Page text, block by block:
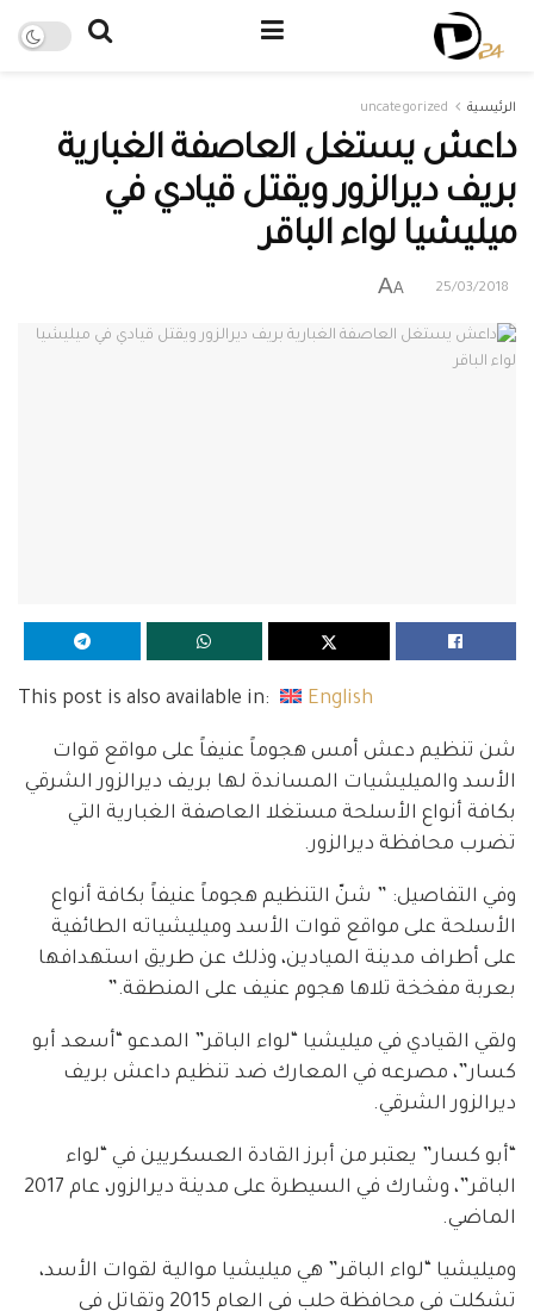
الرئيسية uncategorized
داعش يستغل العاصفة الغبارية
بريف ديرالزور ويقتل قيادي في
ميليشيا لواء الباقر
25/03/2018
A
A
This post is also available in: English
شن تنظيم دعش أمس هجوماً عنيفاً على مواقع قوات
الأسد والميليشيات المساندة لها بريف ديرالزور الشرقي
بكافة أنواع الأسلحة مستغلا العاصفة الغبارية التي
تضرب محافظة ديرالزور.
وفي التفاصيل: ” شنّ التنظيم هجوماً عنيفاً بكافة أنواع
الأسلحة على مواقع قوات الأسد وميليشياته الطائفية
على أطراف مدينة الميادين، وذلك عن طريق استهدافها
بعربة مفخخة تلاها هجوم عنيف على المنطقة.”
ولقي القيادي في ميليشيا “لواء الباقر” المدعو “أسعد أبو
كسار”، مصرعه في المعارك ضد تنظيم داعش بريف
ديرالزور الشرقي.
“أبو كسار” يعتبر من أبرز القادة العسكريين في “لواء
الباقر”، وشارك في السيطرة على مدينة ديرالزور، عام 2017
الماضي.
وميليشيا “لواء الباقر” هي ميليشيا موالية لقوات الأسد،
تشكلت في محافظة حلب في العام 2015 وتقاتل في